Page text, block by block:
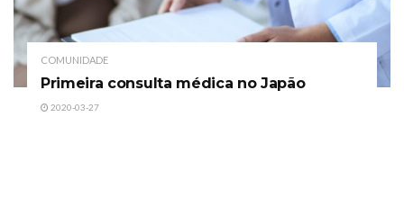
COMUNIDADE
Primeira consulta médica no Japão
2020-03-27